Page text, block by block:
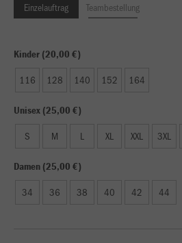
Einzelauftrag Teambestellung
Kinder (20,00 €)
116 128 140 152 164
Unisex (25,00 €)
S M L XL XXL 3XL
Damen (25,00 €)
34 36 38 40 42 44